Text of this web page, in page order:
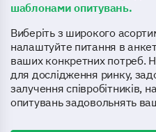
шаблонами опитувань.
Виберіть з широкого
налаштуйте питання в
ваших конкретних потреб.
для дослідження ринку,
залучення співробітників,
опитувань задовольнять